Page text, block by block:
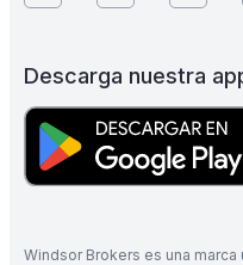
Descarga nuestra
Windsor Brokers es una